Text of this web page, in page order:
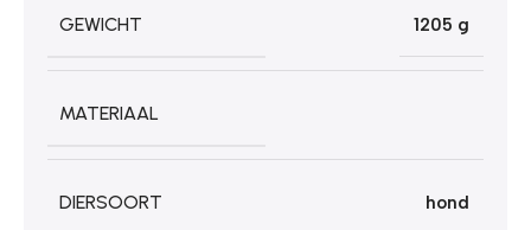
GEWICHT 1205 g
MATERIAAL
DIERSOORT hond